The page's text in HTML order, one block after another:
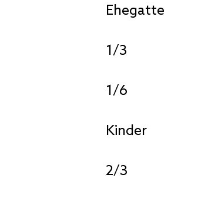
Ehegatte
1/3
1/6
Kinder
2/3